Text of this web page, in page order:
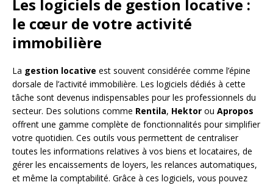
Les logiciels de gestion locative :
le cœur de votre activité
immobilière
La gestion locative est souvent considérée comme l’épine
dorsale de l’activité immobilière. Les logiciels dédiés à cette
tâche sont devenus indispensables pour les professionnels du
secteur. Des solutions comme Rentila, Hektor ou Apropos
offrent une gamme complète de fonctionnalités pour simplifier
votre quotidien. Ces outils vous permettent de centraliser
toutes les informations relatives à vos biens et locataires, de
gérer les encaissements de loyers, les relances automatiques,
et même la comptabilité. Grâce à ces logiciels, vous pouvez